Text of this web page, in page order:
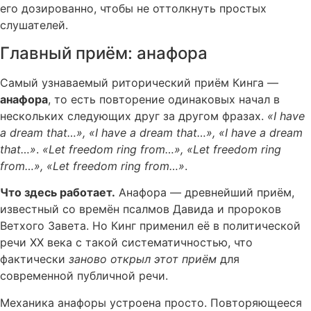
его дозированно, чтобы не оттолкнуть простых
слушателей.
Главный приём: анафора
Самый узнаваемый риторический приём Кинга —
анафора, то есть повторение одинаковых начал в
нескольких следующих друг за другом фразах. «I have
a dream that…», «I have a dream that…», «I have a dream
that…». «Let freedom ring from…», «Let freedom ring
from…», «Let freedom ring from…».
Что здесь работает. Анафора — древнейший приём,
известный со времён псалмов Давида и пророков
Ветхого Завета. Но Кинг применил её в политической
речи XX века с такой систематичностью, что
фактически заново открыл этот приём для
современной публичной речи.
Механика анафоры устроена просто. Повторяющееся